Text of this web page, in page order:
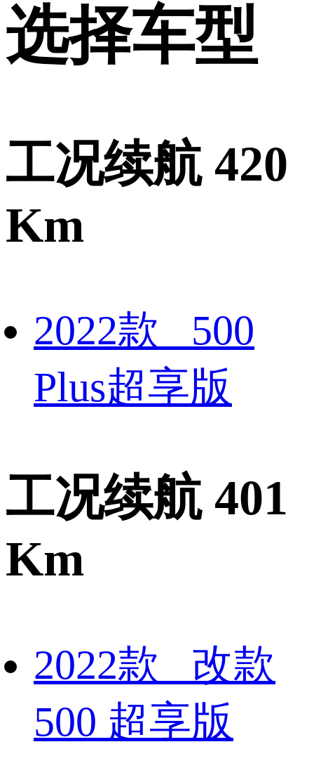
选择车型
工况续航 420
Km
2022款 500
Plus超享版
工况续航 401
Km
2022款 改款
500 超享版